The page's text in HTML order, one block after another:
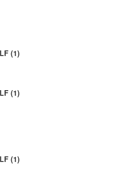
(1)
(1)
(1)